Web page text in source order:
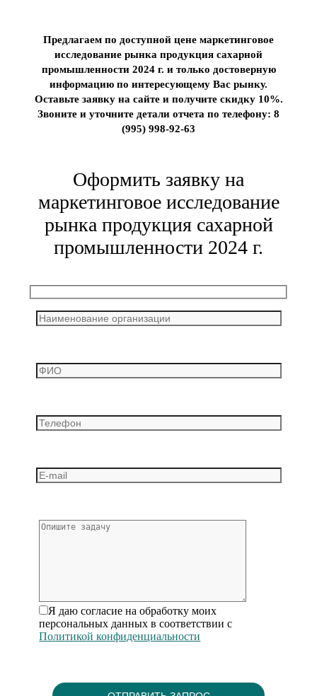
Предлагаем по доступной цене маркетинговое
исследование рынка продукция сахарной
промышленности 2024 г. и только достоверную
информацию по интересующему Вас рынку.
Оставьте заявку на сайте и получите скидку 10%.
Звоните и уточните детали отчета по телефону: 8
(995) 998-92-63
Оформить заявку на
маркетинговое исследование
рынка продукция сахарной
промышленности 2024 г.
Я даю согласие на обработку моих
персональных данных в соответствии с
Политикой конфиденциальности